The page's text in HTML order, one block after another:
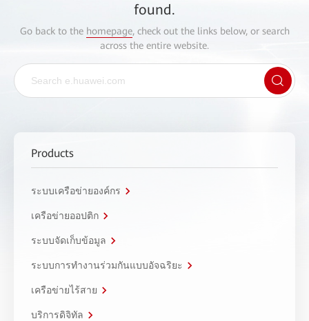
found.
Go back to the homepage, check out the links below, or search
across the entire website.
Products
ระบบเครือข่ายองค์กร
เครือข่ายออปติก
ระบบจัดเก็บข้อมูล
ระบบการทำงานร่วมกันแบบอัจฉริยะ
เครือข่ายไร้สาย
บริการดิจิทัล